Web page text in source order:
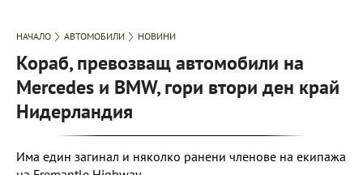
НАЧАЛО АВТОМОБИЛИ НОВИНИ
Кораб, превозващ автомобили на
Mercedes и BMW, гори втори ден край
Нидерландия
Има един загинал и няколко ранени членове на екипажа